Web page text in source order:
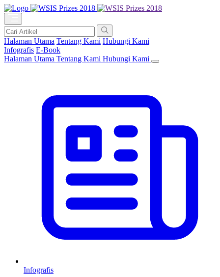
Halaman Utama Tentang Kami Hubungi Kami
Infografis E-Book
Halaman Utama Tentang Kami Hubungi Kami
Infografis